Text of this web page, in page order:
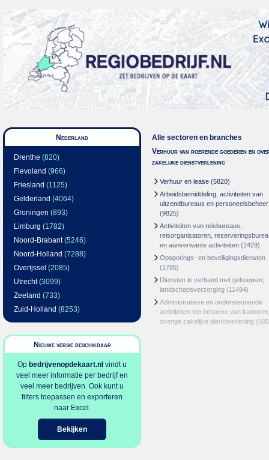
Nederland
Drenthe (820)
Flevoland (966)
Friesland (1125)
Gelderland (4064)
Groningen (893)
Limburg (1782)
Noord-Brabant(5246)
Noord-Holland (7288)
Overijssel (2085)
Utrecht(3099)
Zeeland (733)
Zuid-Holland (8253)
Nieuwe versie beschikbaar
Op bedrijvenopdekaart.nl vindt u
veel meer informatie per bedrijf en
veel meer bedrijven. Ook kunt u
filters toepassen en exporteren
naar Excel.
Bekijken
Alle sectoren en branches
Verhuur van roerende goederen en
zakelijke dienstverlening
Verhuur en lease (5820)
Arbeidsbemiddeling, activiteiten van
uitzendbureaus en personeelsbeheer
(9825)
Activiteiten van reisbureaus,
reisorganisatoren,
en aanverwante activiteiten (2429)
Opsporings- en beveiligingsdiensten
(1785)
Diensten in verband met gebouwen;
landschapsverzorging (11494)
Administratieve en ondersteunende
activiteiten ten behoeve van
overige zakelijke dienstverlening